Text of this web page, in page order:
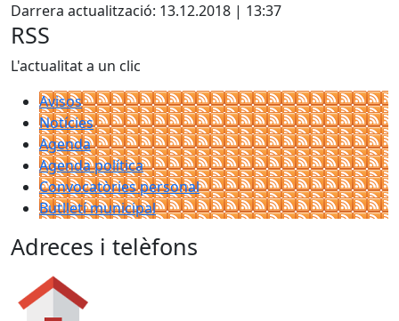
Darrera actualització: 13.12.2018 | 13:37
RSS
L'actualitat a un clic
Avisos
Notícies
Agenda
Agenda política
Convocatòries personal
Butlletí municipal
Adreces i telèfons